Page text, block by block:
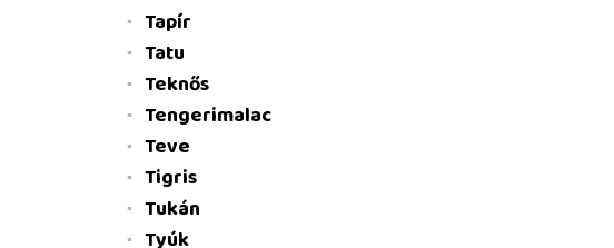
Tapír
Tatu
Teknős
Tengerimalac
Teve
Tigris
Tukán
Tyúk